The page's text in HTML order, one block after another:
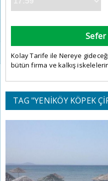
Kolay Tarife ile Nereye
bütün firma ve kalkış
TAG "YENIKÖY KÖPEK